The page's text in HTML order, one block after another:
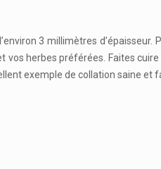
3 millimètres
vos herbes préférées. Faites
exemple de collation saine et